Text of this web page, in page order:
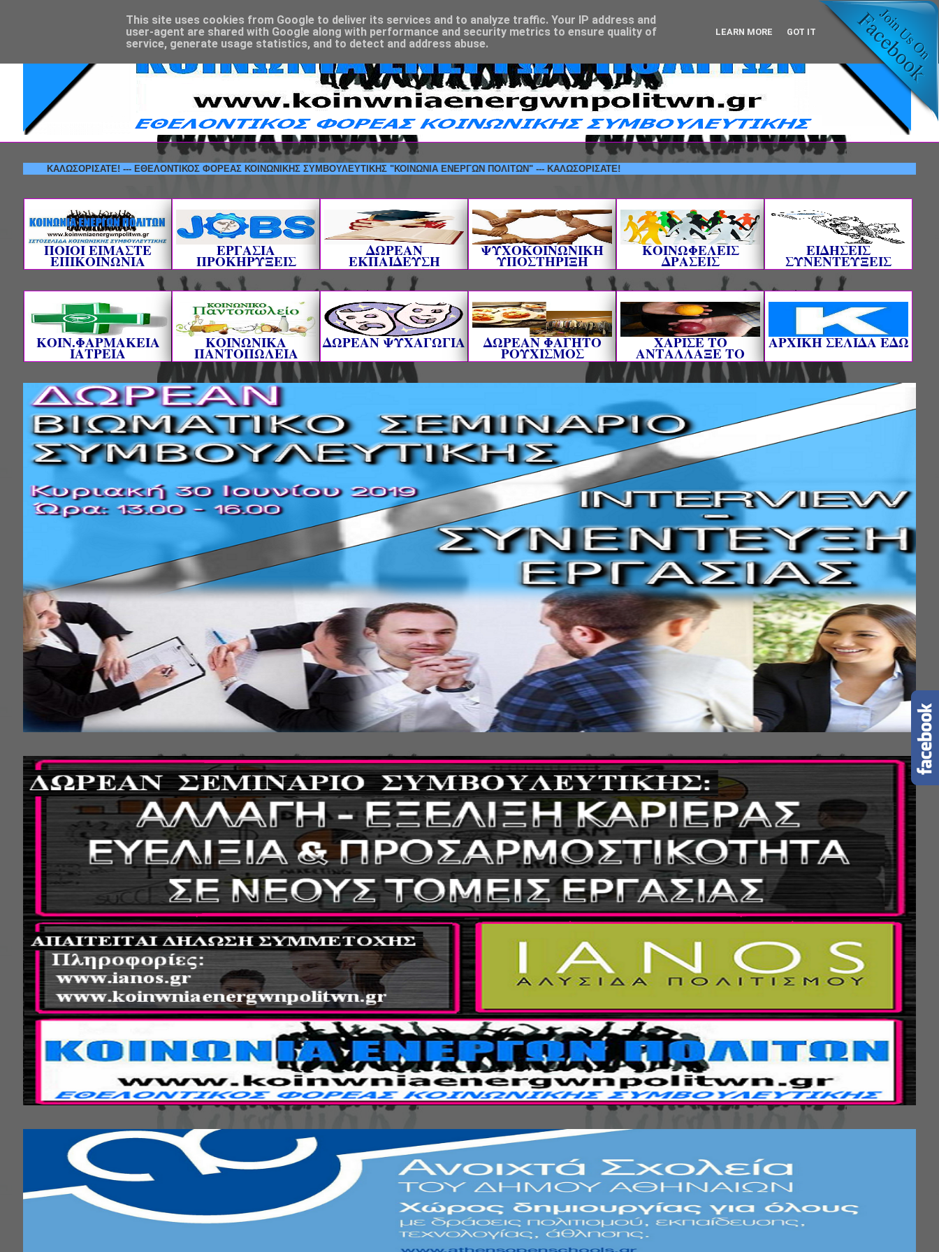
ΚΑΛΩΣΟΡΙΣΑΤΕ! --- ΕΘΕΛΟΝΤΙΚΟΣ ΦΟΡΕΑΣ ΚΟΙΝΩΝΙΚΗΣ ΣΥΜΒΟΥΛΕΥΤΙΚΗΣ "ΚΟΙΝΩΝΙΑ ΕΝΕΡΓΩΝ ΠΟΛΙΤΩΝ" --- ΚΑΛΩΣΟΡΙΣΑΤΕ!
ΠΟΙΟΙ ΕΙΜΑΣΤΕ
ΕΠΙΚΟΙΝΩΝΙΑ
ΕΡΓΑΣΙΑ
ΠΡΟΚΗΡΥΞΕΙΣ
ΔΩΡΕΑΝ
ΕΚΠΑΙΔΕΥΣΗ
ΨΥΧΟΚΟΙΝΩΝΙΚΗ
ΥΠΟΣΤΗΡΙΞΗ
ΚΟΙΝΩΦΕΛΕΙΣ
ΔΡΑΣΕΙΣ
ΕΙΔΗΣΕΙΣ
ΣΥΝΕΝΤΕΥΞΕΙΣ
ΚΟΙΝ.ΦΑΡΜΑΚΕΙΑ
ΙΑΤΡΕΙΑ
ΚΟΙΝΩΝΙΚΑ
ΠΑΝΤΟΠΩΛΕΙΑ
ΔΩΡΕΑΝ ΨΥΧΑΓΩΓΙΑ ΔΩΡΕΑΝ ΦΑΓΗΤΟ
ΡΟΥΧΙΣΜΟΣ
ΧΑΡΙΣΕ ΤΟ
ΑΝΤΑΛΛΑΞΕ ΤΟ
AΡΧΙΚΗ ΣΕΛΙΔΑ ΕΔΩ
This site uses cookies from Google to deliver its services and to analyze traffic. Your IP address and
user-agent are shared with Google along with performance and security metrics to ensure quality of
service, generate usage statistics, and to detect and address abuse.
LEARN MORE GOT IT